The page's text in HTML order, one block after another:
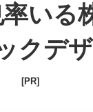
率い
クデ
[PR]